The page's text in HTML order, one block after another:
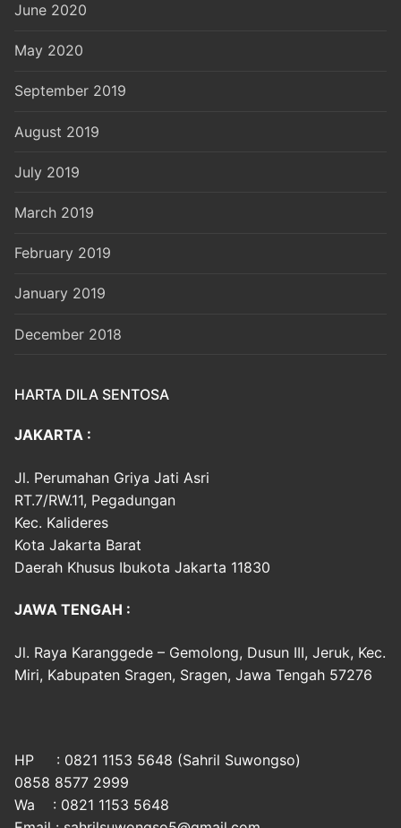
June 2020
May 2020
September 2019
August 2019
July 2019
March 2019
February 2019
January 2019
December 2018
HARTA DILA SENTOSA
JAKARTA :
Jl. Perumahan Griya Jati Asri
RT.7/RW.11, Pegadungan
Kec. Kalideres
Kota Jakarta Barat
Daerah Khusus Ibukota Jakarta 11830
JAWA TENGAH :
Jl. Raya Karanggede – Gemolong, Dusun III, Jeruk, Kec.
Miri, Kabupaten Sragen, Sragen, Jawa Tengah 57276
HP : 0821 1153 5648 (Sahril Suwongso)
0858 8577 2999
Wa : 0821 1153 5648